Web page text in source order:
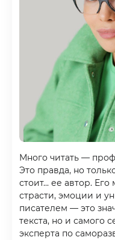
Много читать —
Это правда, но
стоит... ее автор.
страсти, эмоции и
писателем — это
текста, но и самого
эксперта по